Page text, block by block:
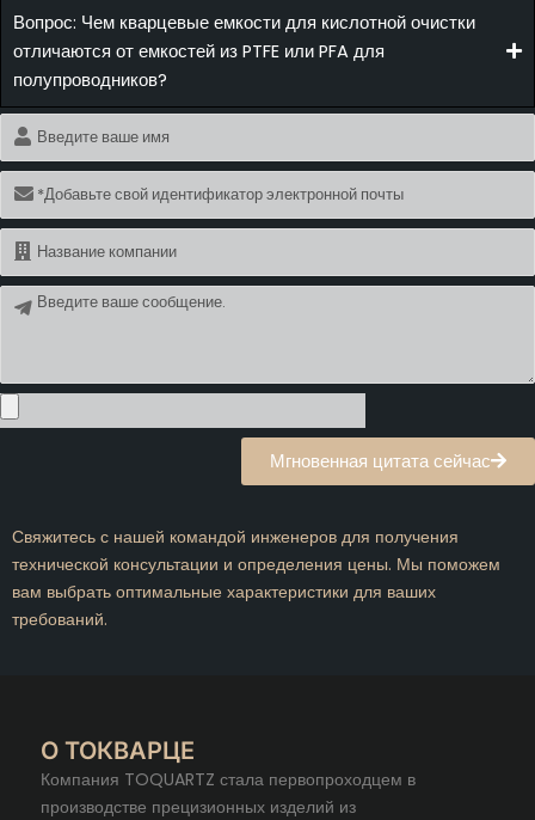
Вопрос: Чем кварцевые емкости для кислотной очистки
отличаются от емкостей из PTFE или PFA для
полупроводников?
Имя
Электронная
почта
Имя
Сообщение
Мгновенная цитата сейчас
Свяжитесь с нашей командой инженеров для получения
технической консультации и определения цены. Мы поможем
вам выбрать оптимальные характеристики для ваших
требований.
О ТОКВАРЦЕ
Компания TOQUARTZ стала первопроходцем в
производстве прецизионных изделий из